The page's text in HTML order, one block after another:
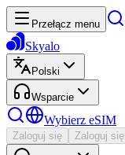
Przełącz menu
Skyalo
Polski
Wsparcie
Wybierz eSIM
Zaloguj się Zaloguj się